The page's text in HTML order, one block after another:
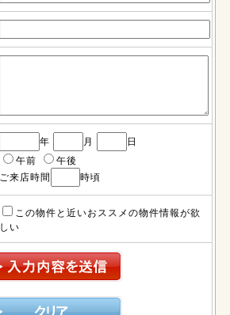
年 月
日
午前
午後
ご来店時間
時頃
この物件と近いおススメの物件情報が欲
しい